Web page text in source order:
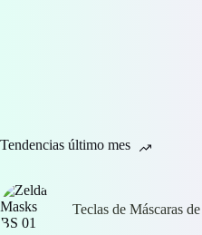
Tendencias último mes
Teclas de Máscaras